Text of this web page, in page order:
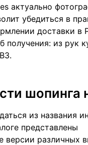
актуально
убедиться в
доставки в
получения: из рук
шопинга
из названия
представлены
версии различных